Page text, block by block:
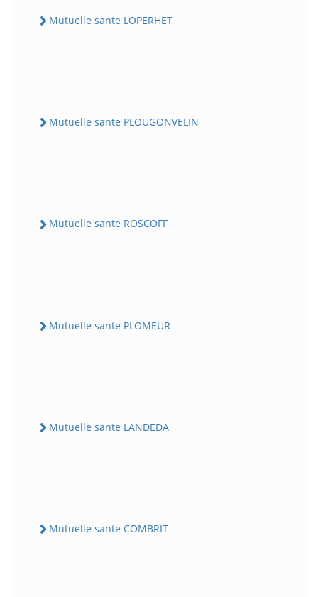
Mutuelle sante LOPERHET
Mutuelle sante PLOUGONVELIN
Mutuelle sante ROSCOFF
Mutuelle sante PLOMEUR
Mutuelle sante LANDEDA
Mutuelle sante COMBRIT